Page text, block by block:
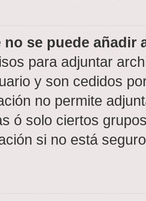
no se puede añadir
para adjuntar
y son cedidos
no permite
ó solo ciertos
si no está